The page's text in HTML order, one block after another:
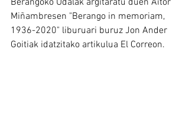
Berangoko Udalak argitaratu duen Aitor
Miñambresen "Berango in memoriam,
1936-2020" liburuari buruz Jon Ander
Goitiak idatzitako artikulua El Correon.